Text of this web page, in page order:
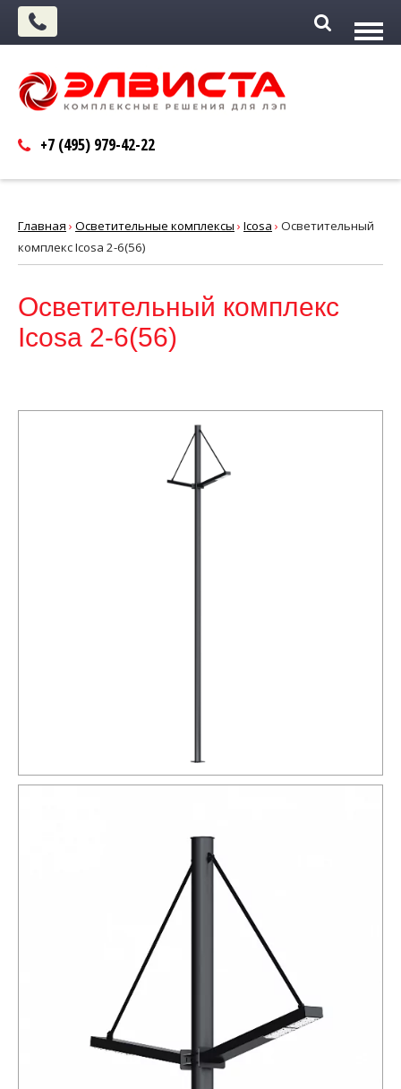
+7 (495) 979-42-22
Главная › Осветительные комплексы › Icosa › Осветительный
комплекс Icosa 2-6(56)
Осветительный комплекс
Icosa 2-6(56)